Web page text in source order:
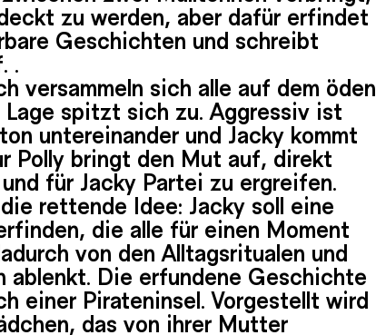
zu werden, aber dafür erfindet
Geschichten und schreibt
.
versammeln sich alle auf dem öden
Lage spitzt sich zu. Aggressiv ist
untereinander und Jacky kommt
Polly bringt den Mut auf, direkt
für Jacky Partei zu ergreifen.
rettende Idee: Jacky soll eine
die alle für einen Moment
von den Alltagsritualen und
ablenkt. Die erfundene Geschichte
einer Pirateninsel. Vorgestellt wird
das von ihrer Mutter